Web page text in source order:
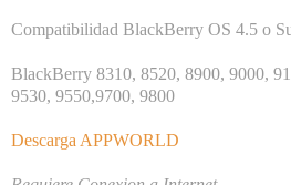
Compatibilidad BlackBerry OS 4.5 o
BlackBerry 8310, 8520, 8900, 9000,
9530, 9550,9700, 9800
Descarga APPWORLD